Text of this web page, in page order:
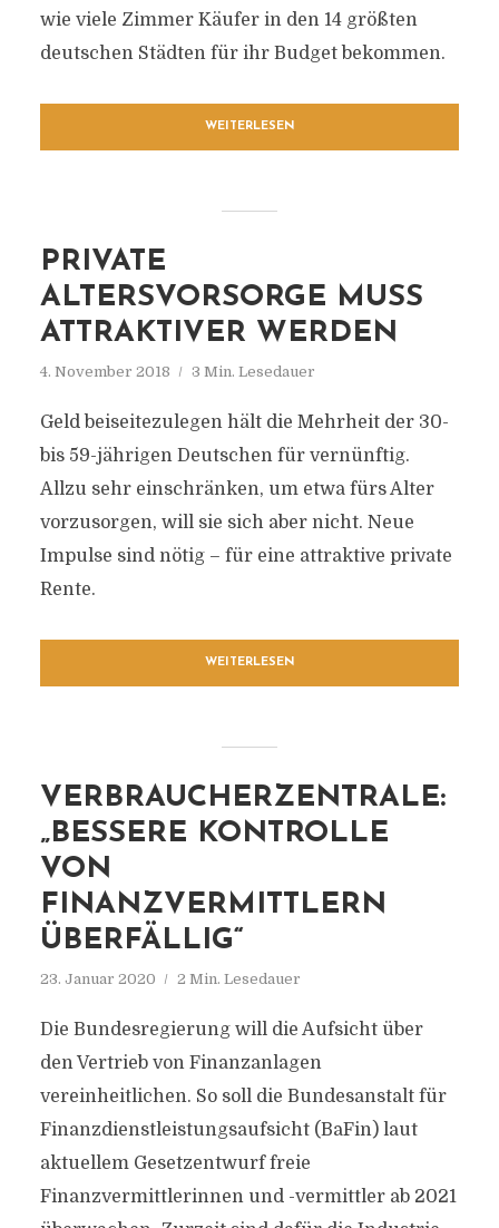
wie viele Zimmer Käufer in den 14 größten
deutschen Städten für ihr Budget bekommen.
WEITERLESEN
PRIVATE
ALTERSVORSORGE MUSS
ATTRAKTIVER WERDEN
4. November 2018 3 Min. Lesedauer
Geld beiseitezulegen hält die Mehrheit der 30-
bis 59-jährigen Deutschen für vernünftig.
Allzu sehr einschränken, um etwa fürs Alter
vorzusorgen, will sie sich aber nicht. Neue
Impulse sind nötig – für eine attraktive private
Rente.
WEITERLESEN
VERBRAUCHERZENTRALE:
„BESSERE KONTROLLE
VON
FINANZVERMITTLERN
ÜBERFÄLLIG“
23. Januar 2020 2 Min. Lesedauer
Die Bundesregierung will die Aufsicht über
den Vertrieb von Finanzanlagen
vereinheitlichen. So soll die Bundesanstalt für
Finanzdienstleistungsaufsicht (BaFin) laut
aktuellem Gesetzentwurf freie
Finanzvermittlerinnen und -vermittler ab 2021